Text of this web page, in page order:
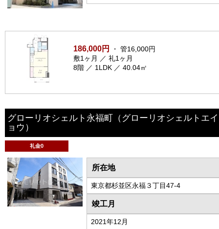
186,000円
・ 管16,000円
敷1ヶ月 ／ 礼1ヶ月
8階 ／ 1LDK ／ 40.04㎡
グローリオシェルト永福町 （グローリオシェルトエ
ョウ）
礼金0
所在地
東京都杉並区永福３丁目47-4
竣工月
2021年12月